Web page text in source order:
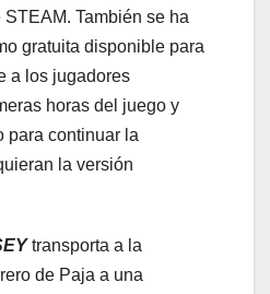
También se ha
gratuita disponible para
a los jugadores
horas del juego y
para continuar la
la versión
transporta a la
de Paja a una